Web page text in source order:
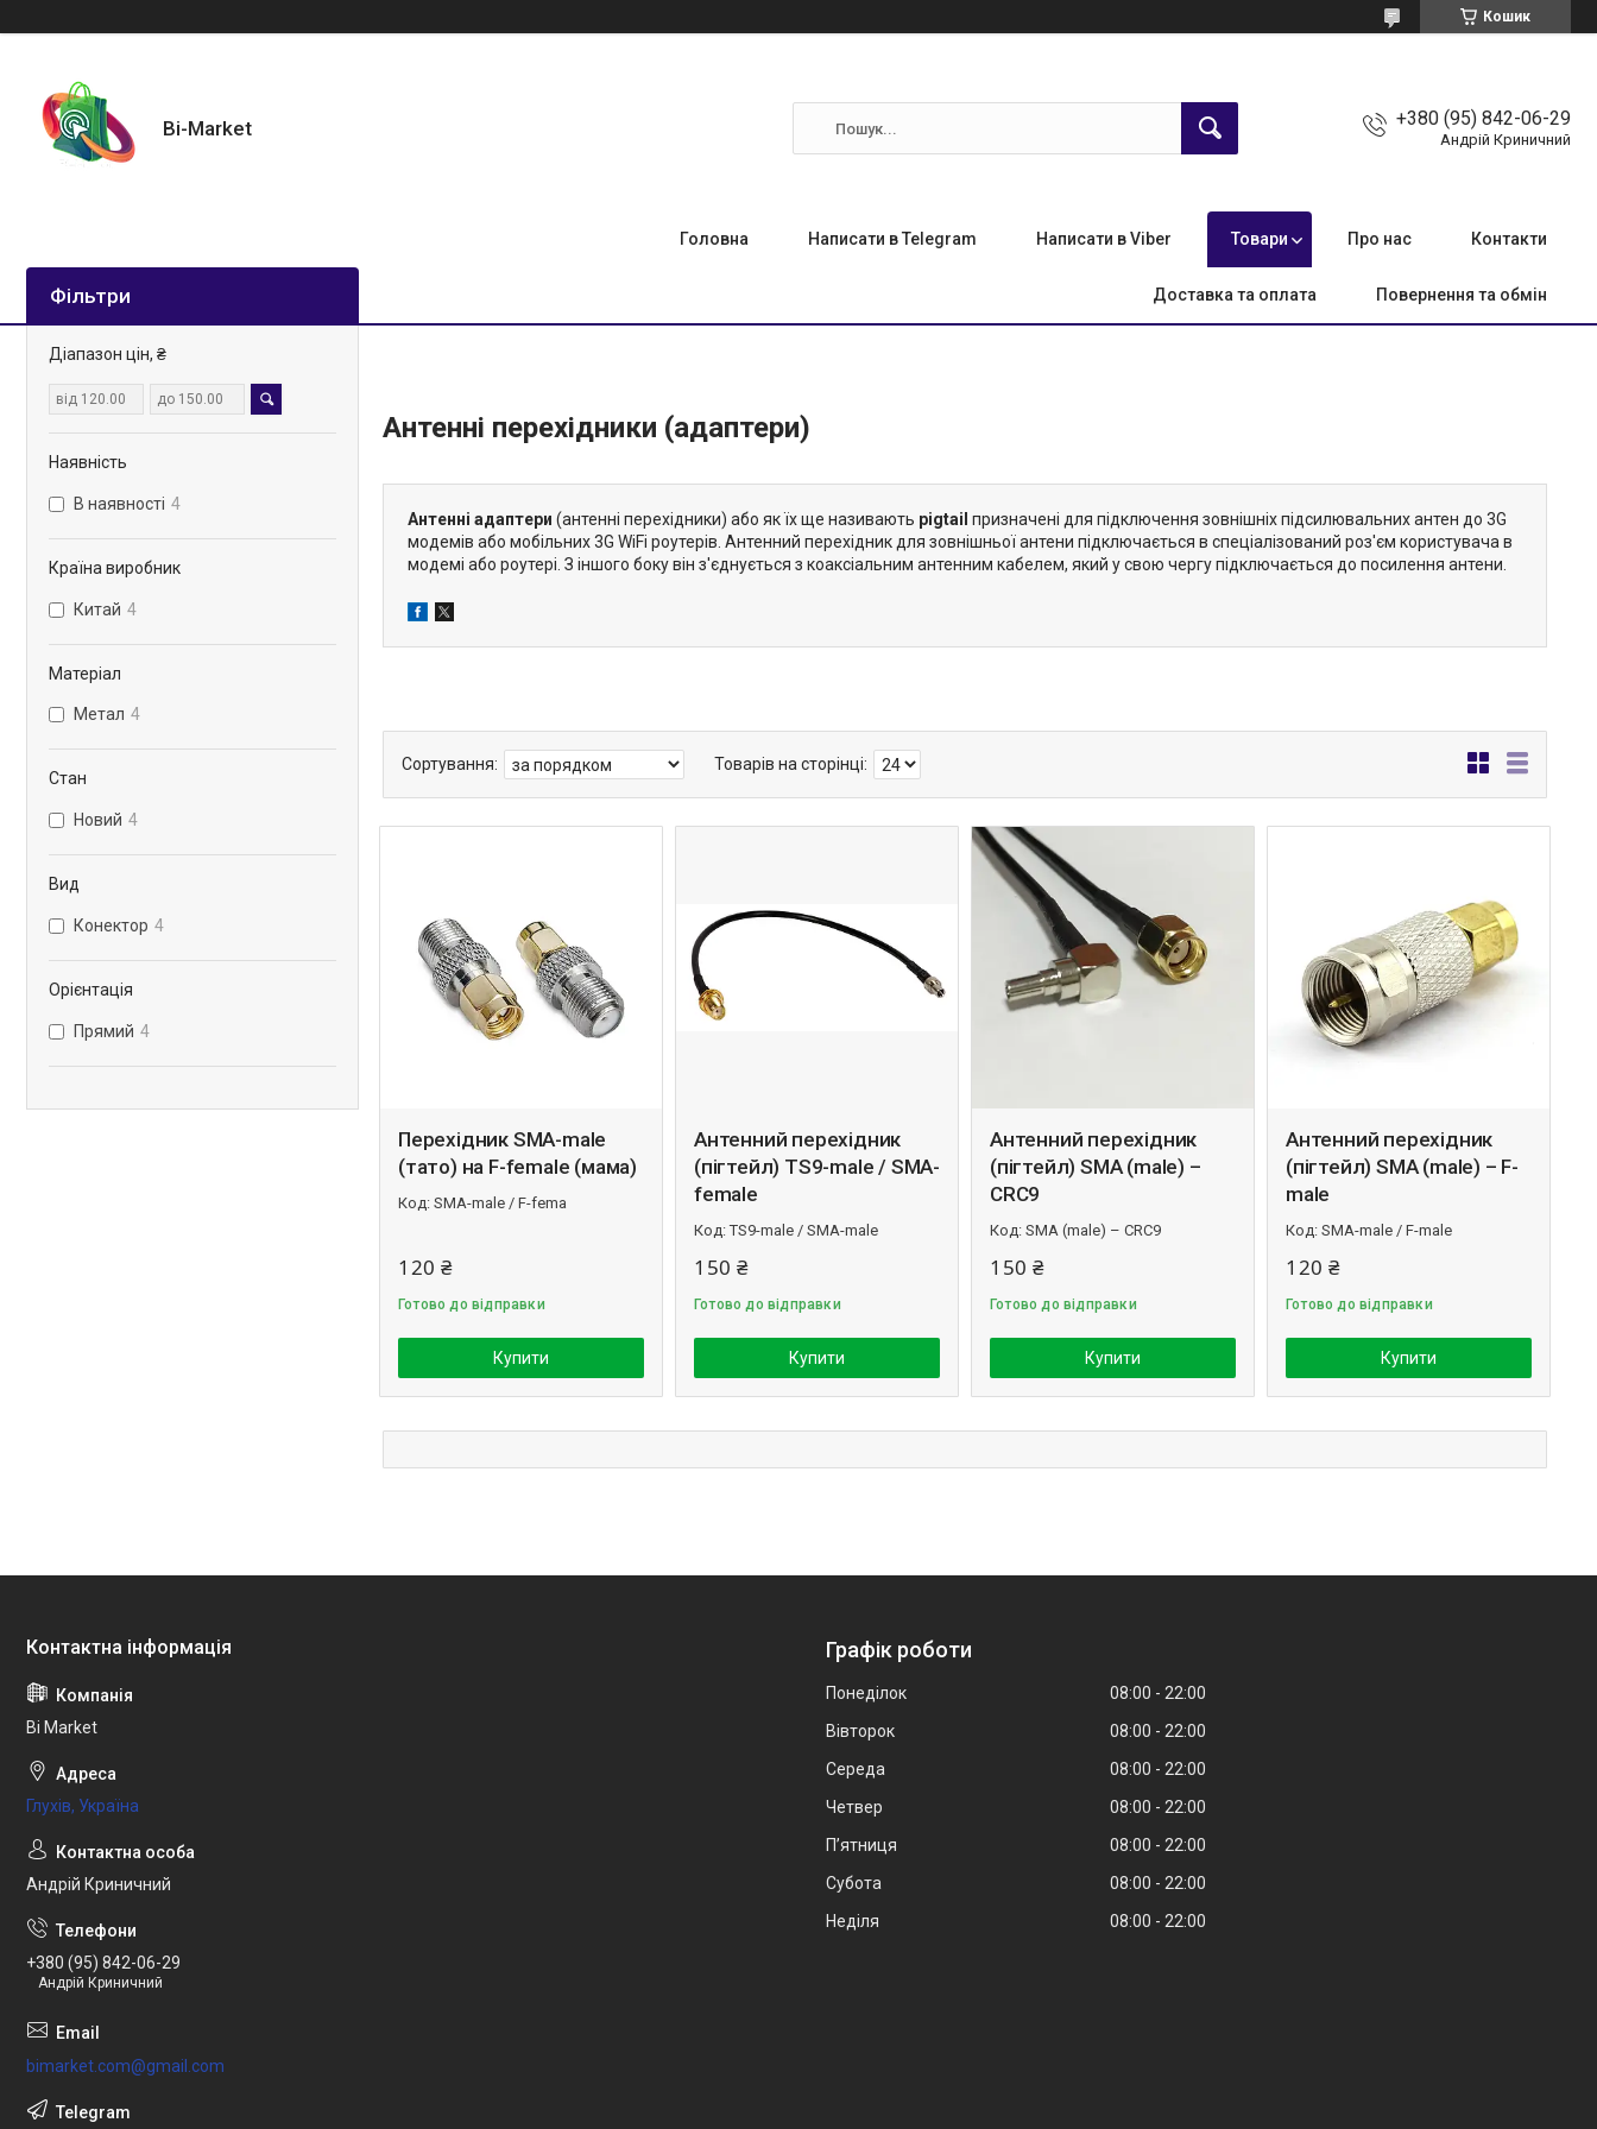
Кошик
Bi-Market +380 (95) 842-06-29
Андрій Криничний
Головна Написати в Telegram Написати в Viber Товари Про нас Контакти
Доставка та оплата Повернення та обмін
Антенні перехідники (адаптери)
Антенні адаптери (антенні перехідники) або як їх ще називають pigtail призначені для підключення зовнішніх підсилювальних антен до 3G
модемів або мобільних 3G WiFi роутерів. Антенний перехідник для зовнішньої антени підключається в спеціалізований роз'єм користувача в
модемі або роутері. З іншого боку він з'єднується з коаксіальним антенним кабелем, який у свою чергу підключається до посилення антени.
Перехідник SMA-male
(тато) на F-female (мама)
SMA-male / F-fema
120 ₴
Готово до відправки
Купити
Антенний перехідник
(пігтейл) TS9-male / SMA-
female
TS9-male / SMA-male
150 ₴
Готово до відправки
Купити
Антенний перехідник
(пігтейл) SMA (male) –
CRC9
SMA (male) – CRC9
150 ₴
Готово до відправки
Купити
Антенний перехідник
(пігтейл) SMA (male) – F-
male
SMA-male / F-male
120 ₴
Готово до відправки
Купити
Фільтри
Діапазон цін, ₴
Наявність
В наявності 4
Країна виробник
Китай 4
Матеріал
Метал 4
Стан
Новий 4
Вид
Конектор 4
Орієнтація
Прямий 4
Bi Market
Глухів, Україна
Андрій Криничний
+380 (95) 842-06-29
Андрій Криничний
bimarket.com@gmail.com
Графік роботи
Понеділок 08:00
22:00
Вівторок
08:00
22:00
Середа
08:00
22:00
Четвер
08:00
22:00
Пʼятниця
08:00
22:00
Субота
08:00
22:00
Неділя
08:00 22:00